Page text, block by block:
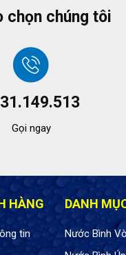
chọn chúng tôi
Gọi ngay
HÀNG
tin
DANH
Nước Bình